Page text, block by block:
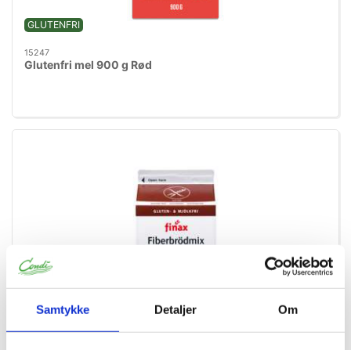
Samtykke Detaljer Om
GLUTENFRI
15247
Glutenfri mel 900 g Rød